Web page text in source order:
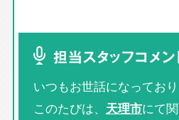
担当スタッフコメン
いつもお世話になっており
このたびは、 天理市にて